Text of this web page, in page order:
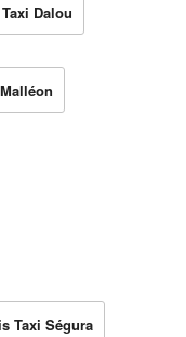
Dalou
Taxi Ségura